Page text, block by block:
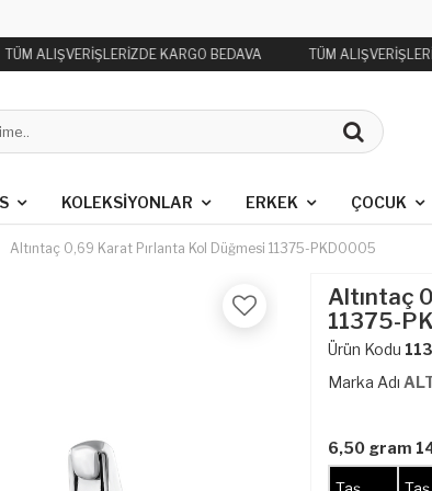
TÜM ALIŞVERİŞLERİZDE KARGO BEDAVA TÜM
KOLEKSIYONLAR ERKEK ÇOCUK
Altıntaç 0,69 Karat Pırlanta Kol Düğmesi 11375-PKD0005
Altıntaç
11375-
Ürün Kodu
Marka Adı
6,50 gram